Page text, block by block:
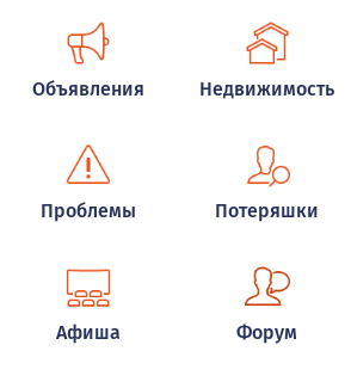
Объявления Недвижимость
Проблемы Потеряшки
Афиша Форум